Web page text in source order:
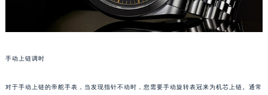
手动上链调时
对于手动上链的帝舵手表，当发现指针不动时，您需要手动旋转表冠来为机芯上链。通常